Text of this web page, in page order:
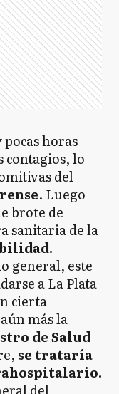
horas
contagios, lo
del
. Luego
brote de
sanitaria de la
general, este
a La Plata
cierta
más la
de Salud
se trataría
del